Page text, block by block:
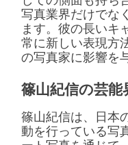
写真業界だけでな
ます。彼の長いキ
常に新しい表現方
の写真家に影響を
篠山紀信の芸能
篠山紀信は、日本
動を行っている写